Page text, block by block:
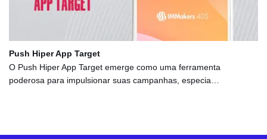
Push Hiper App Target
O Push Hiper App Target emerge como uma ferramenta
poderosa para impulsionar suas campanhas, especia…